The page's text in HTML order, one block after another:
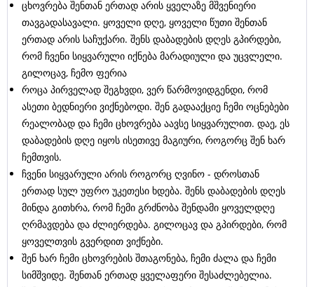
ცხოვრება შენთან ერთად არის ყველაზე მშვენიერი
თავგადასავალი. ყოველი დღე, ყოველი წუთი შენთან
ერთად არის საჩუქარი. შენს დაბადების დღეს გპირდები,
რომ ჩვენი სიყვარული იქნება მარადიული და უცვლელი.
გილოცავ, ჩემო ფერია
როცა პირველად შეგხვდი, ვერ წარმოვიდგენდი, რომ
ასეთი ბედნიერი ვიქნებოდი. შენ გადააქციე ჩემი ოცნებები
რეალობად და ჩემი ცხოვრება აავსე სიყვარულით. დაე, ეს
დაბადების დღე იყოს ისეთივე მაგიური, როგორც შენ ხარ
ჩემთვის.
ჩვენი სიყვარული არის როგორც ღვინო - დროსთან
ერთად სულ უფრო უკეთესი ხდება. შენს დაბადების დღეს
მინდა გითხრა, რომ ჩემი გრძნობა შენდამი ყოველდღე
ღრმავდება და ძლიერდება. გილოცავ და გპირდები, რომ
ყოველთვის გვერდით ვიქნები.
შენ ხარ ჩემი ცხოვრების შთაგონება, ჩემი ძალა და ჩემი
სიმშვიდე. შენთან ერთად ყველაფერი შესაძლებელია.